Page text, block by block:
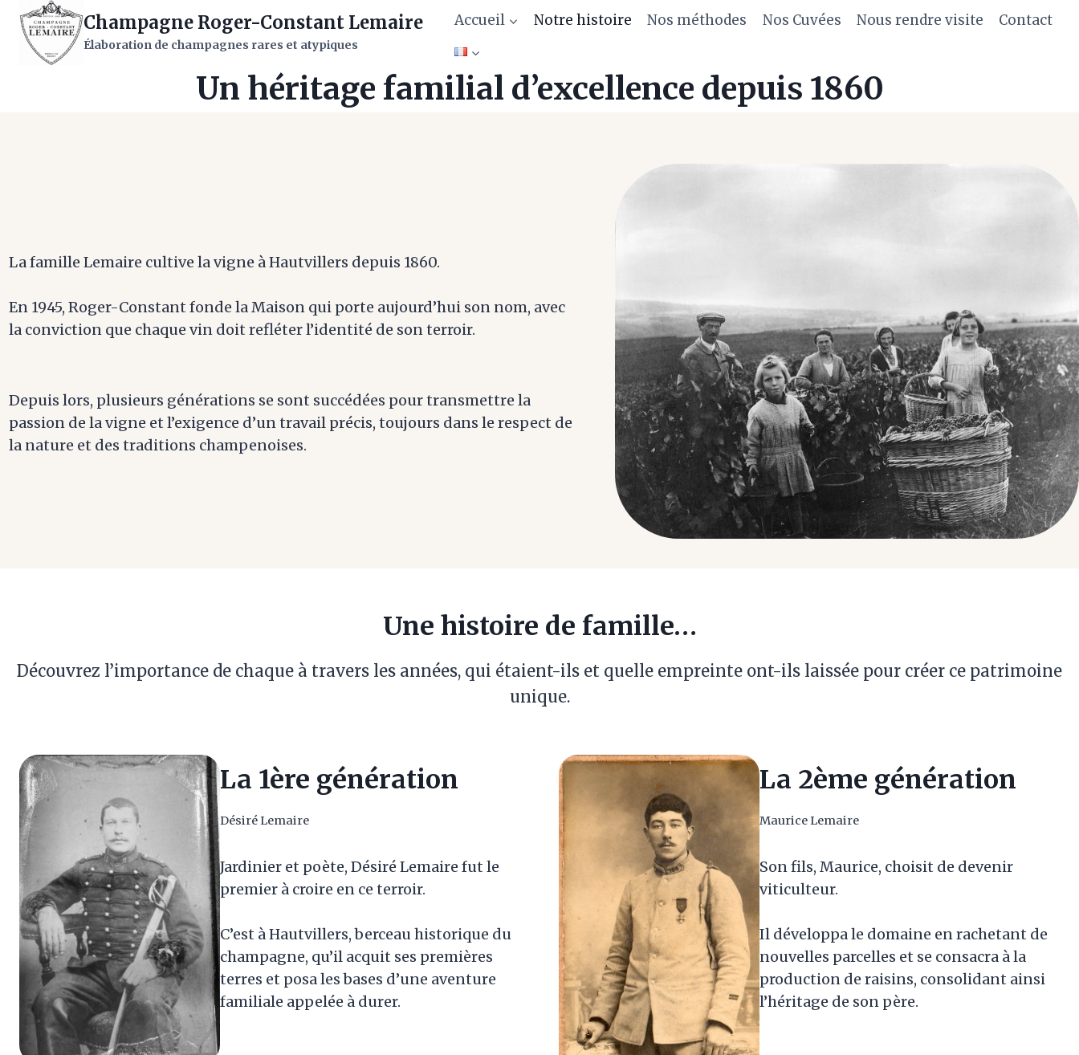
Aller
contenu
Champagne Roger-Constant Lemaire
Élaboration de champagnes rares et atypiques
Accueil Notre histoire Nos méthodes Nos Cuvées Nous rendre visite Contact
Un héritage familial d’excellence depuis 1860
La famille Lemaire cultive la vigne à Hautvillers depuis 1860.
En 1945, Roger-Constant fonde la Maison qui porte aujourd’hui son nom, avec
la conviction que chaque vin doit refléter l’identité de son terroir.
Depuis lors, plusieurs générations se sont succédées pour transmettre la
passion de la vigne et l’exigence d’un travail précis, toujours dans le respect de
la nature et des traditions champenoises.
Une histoire de famille…
Découvrez l’importance de chaque à travers les années, qui étaient-ils et quelle empreinte ont-ils laissée pour créer ce patrimoine
unique.
La 1ère génération
Désiré Lemaire
Jardinier et poète, Désiré Lemaire fut le
premier à croire en ce terroir.
C’est à Hautvillers, berceau historique du
champagne, qu’il acquit ses premières
terres et posa les bases d’une aventure
familiale appelée à durer.
La 2ème génération
Maurice Lemaire
Son fils, Maurice, choisit de devenir
viticulteur.
Il développa le domaine en rachetant de
nouvelles parcelles et se consacra à la
production de raisins, consolidant ainsi
l’héritage de son père.